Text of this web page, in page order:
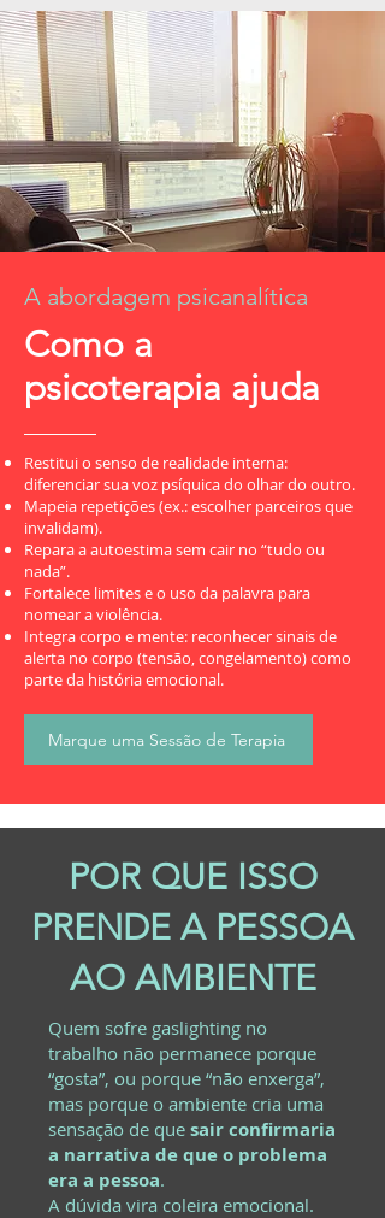
A abordagem psicanalítica
Como a
psicoterapia ajuda
Restitui o senso de realidade interna:
diferenciar sua voz psíquica do olhar do outro.
Mapeia repetições (ex.: escolher parceiros que
invalidam).
Repara a autoestima sem cair no “tudo ou
nada”.
Fortalece limites e o uso da palavra para
nomear a violência.
Integra corpo e mente: reconhecer sinais de
alerta no corpo (tensão, congelamento) como
parte da história emocional.
Marque uma Sessão de Terapia
POR QUE ISSO
PRENDE A PESSOA
AO AMBIENTE
Quem sofre gaslighting no
trabalho não permanece porque
“gosta”, ou porque “não enxerga”,
mas porque o ambiente cria uma
sensação de que sair confirmaria
a narrativa de que o problema
era a pessoa.
A dúvida vira coleira emocional.